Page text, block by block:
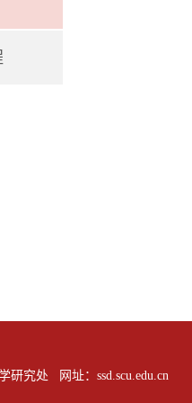
研究处 网址：ssd.scu.edu.cn